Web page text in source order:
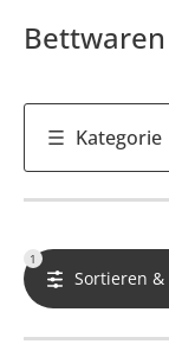
Kategorie
1
Sortieren &